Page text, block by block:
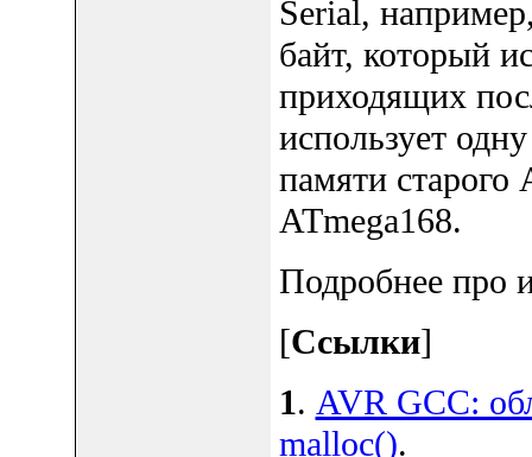
Serial,
байт, который
приходящих
использует
памяти старого
ATmega168.
Подробнее про
[Ссылки]
1. AVR GCC:
malloc().